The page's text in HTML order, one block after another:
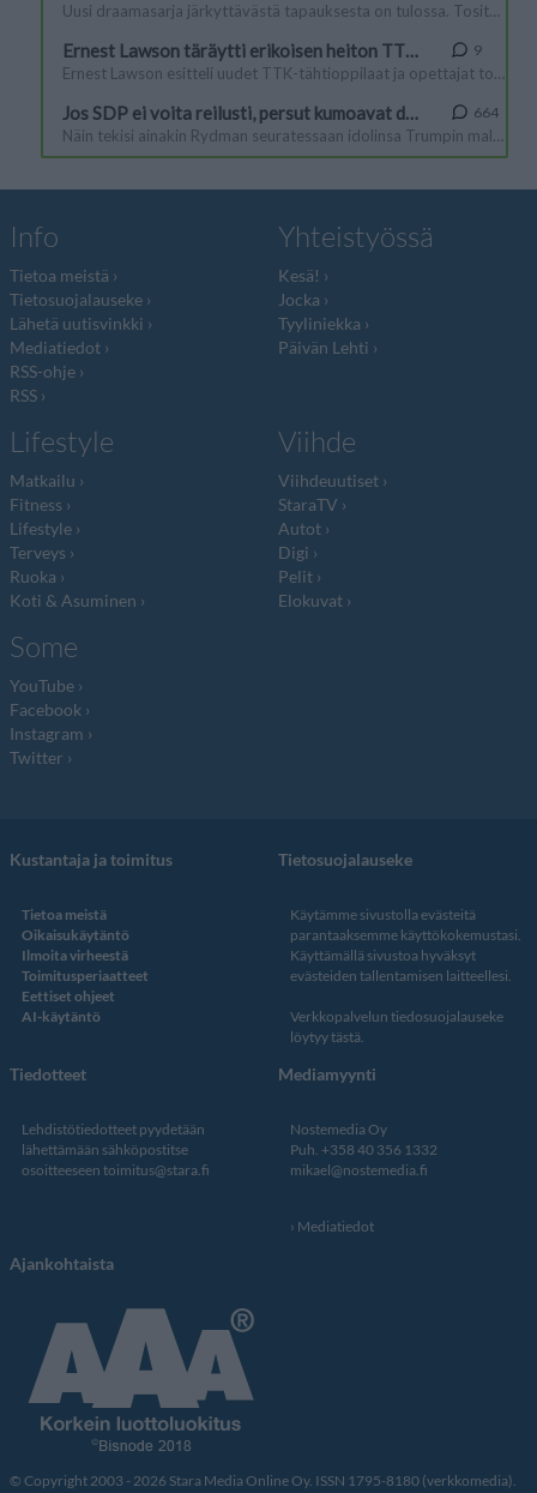
Info
Tietoa meistä
Tietosuojalauseke
Lähetä uutisvinkki
Mediatiedot
RSS-ohje
RSS
Yhteistyössä
Kesä!
Jocka
Tyyliniekka
Päivän Lehti
Lifestyle
Matkailu
Fitness
Lifestyle
Terveys
Ruoka
Koti & Asuminen
Viihde
Viihdeuutiset
StaraTV
Autot
Digi
Pelit
Elokuvat
Some
YouTube
Facebook
Instagram
Twitter
Kustantaja ja toimitus
Tietoa meistä
Oikaisukäytäntö
Ilmoita virheestä
Toimitusperiaatteet
Eettiset ohjeet
AI-käytäntö
Tietosuojalauseke
Käytämme sivustolla evästeitä
parantaaksemme käyttökokemustasi.
Käyttämällä sivustoa hyväksyt
evästeiden tallentamisen laitteellesi.
Verkkopalvelun tiedosuojalauseke
löytyy tästä.
Tiedotteet
Lehdistötiedotteet pyydetään
lähettämään sähköpostitse
osoitteeseen toimitus@stara.fi
Mediamyynti
Nostemedia Oy
Puh. +358 40 356 1332
mikael@nostemedia.fi
Mediatiedot
Ajankohtaista
© Copyright 2003 - 2026 Stara Media Online Oy. ISSN 1795-8180 (verkkomedia).